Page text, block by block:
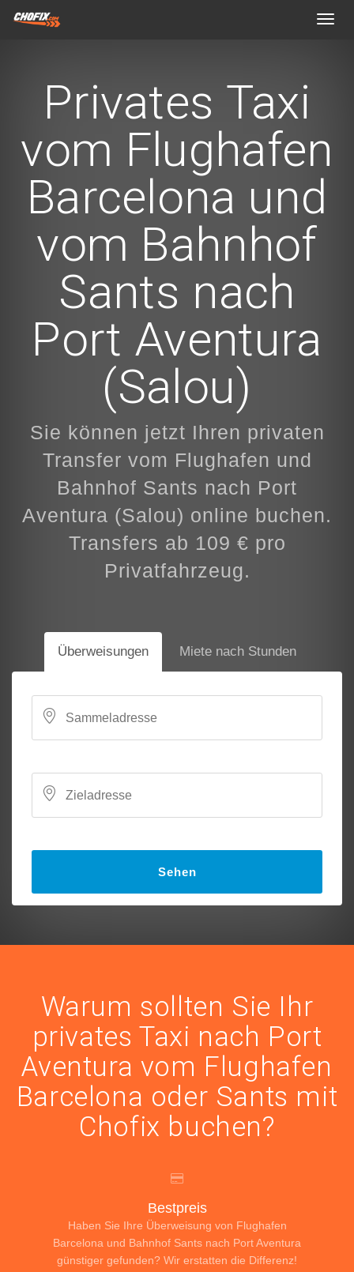
Privates Taxi
vom Flughafen
Barcelona und
vom Bahnhof
Sants nach
Port Aventura
(Salou)
Sie können jetzt Ihren privaten
Transfer vom Flughafen und
Bahnhof Sants nach Port
Aventura (Salou) online buchen.
Transfers ab 109 € pro
Privatfahrzeug.
Überweisungen Miete nach Stunden
Sehen
Warum sollten Sie Ihr
privates Taxi nach Port
Aventura vom Flughafen
Barcelona oder Sants mit
Chofix buchen?
Bestpreis
Haben Sie Ihre Überweisung von Flughafen
Barcelona und Bahnhof Sants nach Port Aventura
günstiger gefunden? Wir erstatten die Differenz!